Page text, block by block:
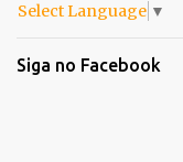
Select Language ▼
Siga no Facebook